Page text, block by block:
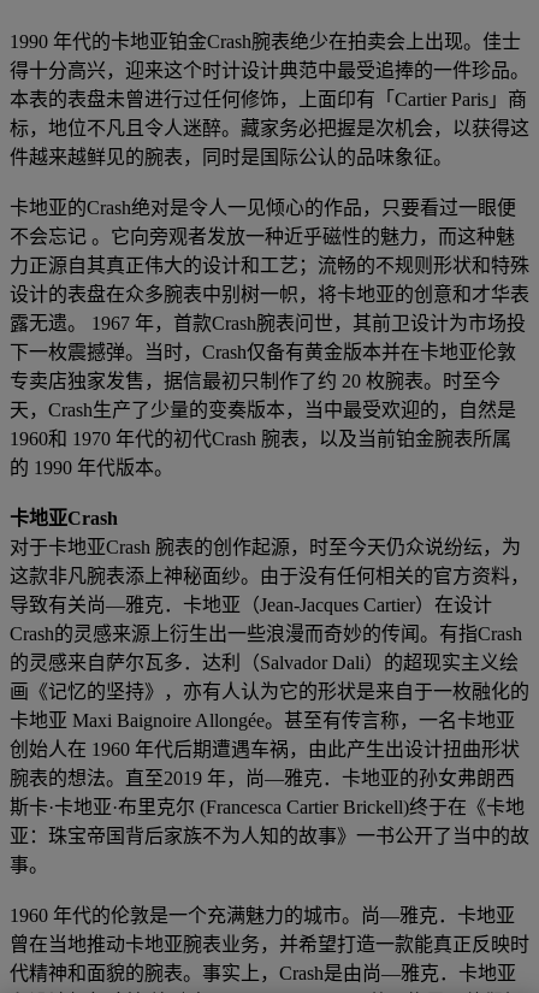
1990 年代的卡地亚铂金Crash腕表绝少在拍卖会上出现。佳士
得十分高兴，迎来这个时计设计典范中最受追捧的一件珍品。
本表的表盘未曾进行过任何修饰，上面印有「Cartier Paris」商
标，地位不凡且令人迷醉。藏家务必把握是次机会，以获得这
件越来越鲜见的腕表，同时是国际公认的品味象征。
卡地亚的Crash绝对是令人一见倾心的作品，只要看过一眼便
不会忘记 。它向旁观者发放一种近乎磁性的魅力，而这种魅
力正源自其真正伟大的设计和工艺；流畅的不规则形状和特殊
设计的表盘在众多腕表中别树一帜，将卡地亚的创意和才华表
露无遗。 1967 年，首款Crash腕表问世，其前卫设计为市场投
下一枚震撼弹。当时，Crash仅备有黄金版本并在卡地亚伦敦
专卖店独家发售，据信最初只制作了约 20 枚腕表。时至今
天，Crash生产了少量的变奏版本，当中最受欢迎的，自然是
1960和 1970 年代的初代Crash 腕表，以及当前铂金腕表所属
的 1990 年代版本。
卡地亚Crash
对于卡地亚Crash 腕表的创作起源，时至今天仍众说纷纭，为
这款非凡腕表添上神秘面纱。由于没有任何相关的官方资料，
导致有关尚—雅克．卡地亚（Jean-Jacques Cartier）在设计
Crash的灵感来源上衍生出一些浪漫而奇妙的传闻。有指Crash
的灵感来自萨尔瓦多．达利（Salvador Dali）的超现实主义绘
画《记忆的坚持》，亦有人认为它的形状是来自于一枚融化的
卡地亚 Maxi Baignoire Allongée。甚至有传言称，一名卡地亚
创始人在 1960 年代后期遭遇车祸，由此产生出设计扭曲形状
腕表的想法。直至2019 年，尚—雅克．卡地亚的孙女弗朗西
斯卡·卡地亚·布里克尔 (Francesca Cartier Brickell)终于在《卡地
亚：珠宝帝国背后家族不为人知的故事》一书公开了当中的故
事。
1960 年代的伦敦是一个充满魅力的城市。尚—雅克．卡地亚
曾在当地推动卡地亚腕表业务，并希望打造一款能真正反映时
代精神和面貌的腕表。事实上，Crash是由尚—雅克．卡地亚